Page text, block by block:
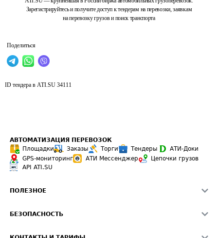
Зарегистрируйтесь и получите доступ к тендерам на перевозки, заявкам
на перевозку грузов и поиск транспорта
Поделиться
ID тендера в ATI.SU 34111
АВТОМАТИЗАЦИЯ ПЕРЕВОЗОК
Площадки
Заказы Торги Тендеры
АТИ-Доки
GPS-мониторинг
АТИ Мессенджер
Цепочки грузов
API ATI.SU
ПОЛЕЗНОЕ
Звезды ATI.SU на вашем сайте
БЕЗОПАСНОСТЬ